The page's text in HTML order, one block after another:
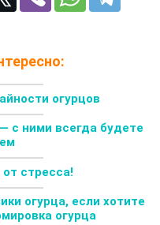
огурцов
с ними всегда будете
от стресса!
огурца, если хотите
огурца